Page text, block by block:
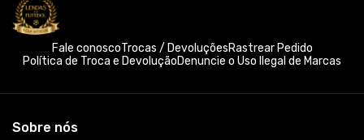
Fale conoscoTrocas / DevoluçõesRastrear Pedido
Política de Troca e DevoluçãoDenuncie o Uso Ilegal de Marcas
Sobre nós